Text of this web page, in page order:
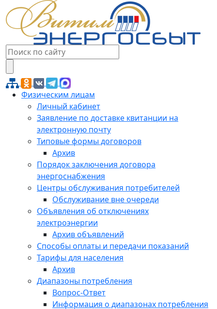
Физическим лицам
Личный кабинет
Заявление по доставке квитанции на
электронную почту
Типовые формы договоров
Архив
Порядок заключения договора
энергоснабжения
Центры обслуживания потребителей
Обслуживание вне очереди
Объявления об отключениях
электроэнергии
Архив объявлений
Способы оплаты и передачи показаний
Тарифы для населения
Архив
Диапазоны потребления
Вопрос-Ответ
Информация о диапазонах потребления